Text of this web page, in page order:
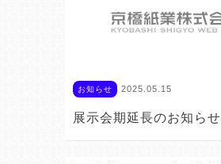
お知らせ 2025.05.15
展示会期延長のお知らせ